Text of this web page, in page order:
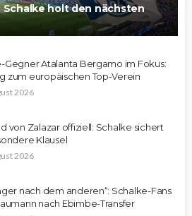
holt den nächsten
Gegner Atalanta Bergamo im Fokus:
zum europäischen Top-Verein
2026
von Zalazar offiziell: Schalke sichert
Klausel
2026
nach dem anderen“: Schalke-Fans
nach Ebimbe-Transfer